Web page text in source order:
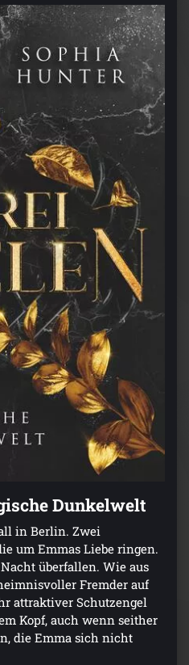
Dunkelwelt
in Berlin. Zwei
um Emmas Liebe ringen.
überfallen. Wie aus
Fremder auf
attraktiver Schutzengel
Kopf, auch wenn seither
die Emma sich nicht